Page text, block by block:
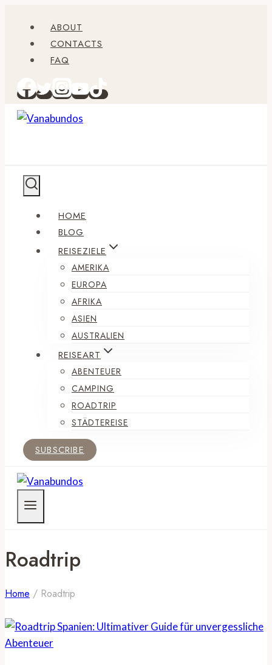
springen
ABOUT
CONTACTS
FAQ
HOME
BLOG
REISEZIELE
AMERIKA
EUROPA
AFRIKA
ASIEN
AUSTRALIEN
REISEART
ABENTEUER
CAMPING
ROADTRIP
STÄDTEREISE
SUBSCRIBE
Roadtrip
Home / Roadtrip